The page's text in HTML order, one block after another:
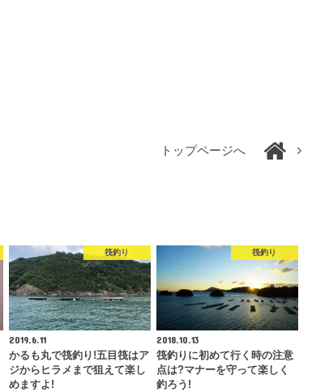
トップページへ
筏釣り
2019.6.11
かるも丸で筏釣り!五目筏はア
ジからヒラメまで狙えて楽し
めますよ!
筏釣り
2018.10.13
筏釣りに初めて行く時の注意
点は?マナーを守って楽しく
釣ろう!